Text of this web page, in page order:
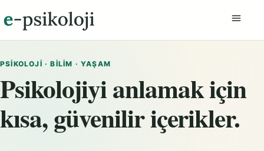
PSIKOLOJI · BILIM · YAŞAM
Psikolojiyi anlamak için
kısa, güvenilir içerikler.